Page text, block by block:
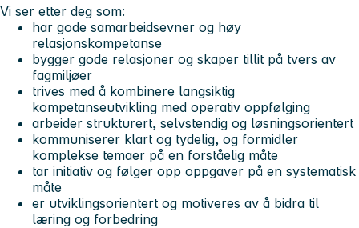
Vi ser etter deg som:
har gode samarbeidsevner og høy
relasjonskompetanse
bygger gode relasjoner og skaper tillit på tvers av
fagmiljøer
trives med å kombinere langsiktig
kompetanseutvikling med operativ oppfølging
arbeider strukturert, selvstendig og løsningsorientert
kommuniserer klart og tydelig, og formidler
komplekse temaer på en forståelig måte
tar initiativ og følger opp oppgaver på en systematisk
måte
er utviklingsorientert og motiveres av å bidra til
læring og forbedring